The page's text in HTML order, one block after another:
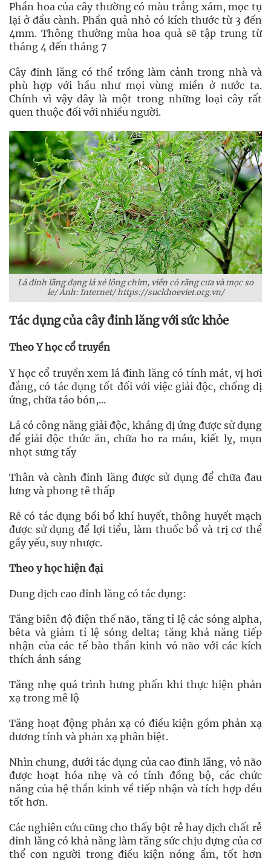
Phần hoa của cây thường có màu trắng xám, mọc tụ
lại ở đầu cành. Phần quả nhỏ có kích thước từ 3 đến
4mm. Thông thường mùa hoa quả sẽ tập trung từ
tháng 4 đến tháng 7
Cây đinh lăng có thể trồng làm cảnh trong nhà và
phù hợp với hầu như mọi vùng miền ở nước ta.
Chính vì vậy đây là một trong những loại cây rất
quen thuộc đối với nhiều người.
Lá đinh lăng dạng lá xẻ lông chim, viền có răng cưa và mọc so
le/ Ảnh: Internet/ https://suckhoeviet.org.vn/
Tác dụng của cây đinh lăng với sức khỏe
Theo Y học cổ truyền
Y học cổ truyền xem lá đinh lăng có tính mát, vị hơi
đắng, có tác dụng tốt đối với việc giải độc, chống dị
ứng, chữa táo bón,...
Lá có công năng giải độc, kháng dị ứng được sử dụng
để giải độc thức ăn, chữa ho ra máu, kiết lỵ, mụn
nhọt sưng tấy
Thân và cành đinh lăng được sử dụng để chữa đau
lưng và phong tê thấp
Rễ có tác dụng bồi bổ khí huyết, thông huyết mạch
được sử dụng để lợi tiểu, làm thuốc bổ và trị cơ thể
gầy yếu, suy nhược.
Theo y học hiện đại
Dung dịch cao đinh lăng có tác dụng:
Tăng biên độ điện thế não, tăng tỉ lệ các sóng alpha,
bêta và giảm tỉ lệ sóng delta; tăng khả năng tiếp
nhận của các tế bào thần kinh vỏ não với các kích
thích ánh sáng
Tăng nhẹ quá trình hưng phấn khi thực hiện phản
xạ trong mê lộ
Tăng hoạt động phản xạ có điều kiện gồm phản xạ
dương tính và phản xạ phân biệt.
Nhìn chung, dưới tác dụng của cao đinh lăng, vỏ não
được hoạt hóa nhẹ và có tính đồng bộ, các chức
năng của hệ thần kinh về tiếp nhận và tích hợp đều
tốt hơn.
Các nghiên cứu cũng cho thấy bột rễ hay dịch chất rễ
đinh lăng có khả năng làm tăng sức chịu đựng của cơ
thể con người trong điều kiện nóng ẩm, tốt hơn